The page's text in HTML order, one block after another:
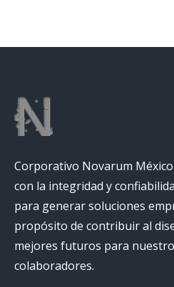
Corporativo Novarum
con la integridad y
para generar soluciones
propósito de contribuir al
mejores futuros para
colaboradores.